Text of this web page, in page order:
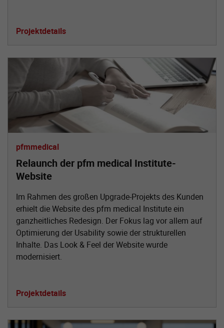
Projektdetails
pfmmedical
Relaunch der pfm medical Institute-
Website
Im Rahmen des großen Upgrade-Projekts des Kunden
erhielt die Website des pfm medical Institute ein
ganzheitliches Redesign. Der Fokus lag vor allem auf
Optimierung der Usability sowie der strukturellen
Inhalte. Das Look & Feel der Website wurde
modernisiert.
Projektdetails